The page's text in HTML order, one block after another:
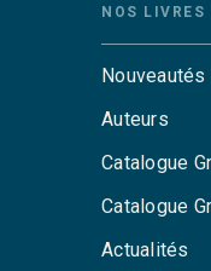
NOS LIVRES
Nouveautés
Auteurs
Catalogue
Catalogue
Actualités